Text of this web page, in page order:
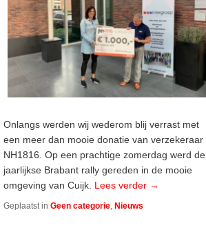
Onlangs werden wij wederom blij verrast met
een meer dan mooie donatie van verzekeraar
NH1816. Op een prachtige zomerdag werd de
jaarlijkse Brabant rally gereden in de mooie
omgeving van Cuijk. Lees verder →
Geplaatst in Geen categorie, Nieuws